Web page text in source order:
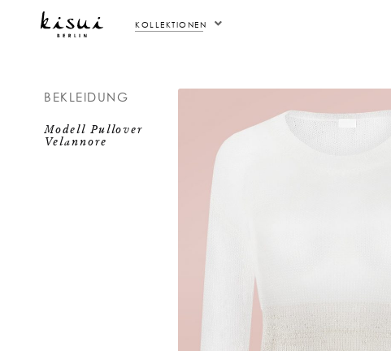
KOLLEKTIONEN
BEKLEIDUNG
Modell Pullover
Velannore